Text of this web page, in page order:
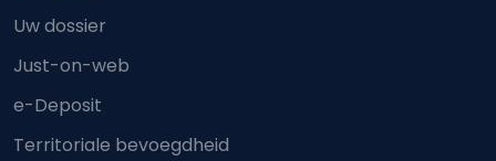
Uw dossier
Just-on-web
e-Deposit
Territoriale bevoegdheid